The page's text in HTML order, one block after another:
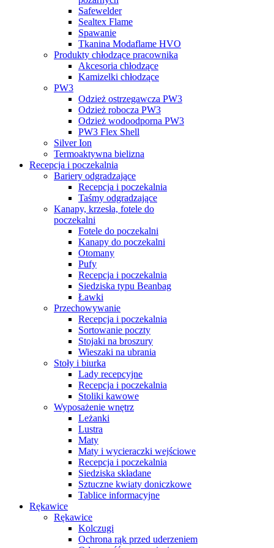
Safewelder
Sealtex Flame
Spawanie
Tkanina Modaflame HVO
Produkty chłodzące pracownika
Akcesoria chłodzące
Kamizelki chłodzące
PW3
Odzież ostrzegawcza PW3
Odzież robocza PW3
Odzież wodoodporna PW3
PW3 Flex Shell
Silver Ion
Termoaktywna bielizna
Recepcja i poczekalnia
Bariery odgradzające
Recepcja i poczekalnia
Taśmy odgradzające
Kanapy, krzesła, fotele do
poczekalni
Fotele do poczekalni
Kanapy do poczekalni
Otomany
Pufy
Recepcja i poczekalnia
Siedziska typu Beanbag
Ławki
Przechowywanie
Recepcja i poczekalnia
Sortowanie poczty
Stojaki na broszury
Wieszaki na ubrania
Stoły i biurka
Lady recepcyjne
Recepcja i poczekalnia
Stoliki kawowe
Wyposażenie wnętrz
Leżanki
Lustra
Maty
Maty i wycieraczki wejściowe
Recepcja i poczekalnia
Siedziska składane
Sztuczne kwiaty doniczkowe
Tablice informacyjne
Rękawice
Rękawice
Kolczugi
Ochrona rąk przed uderzeniem